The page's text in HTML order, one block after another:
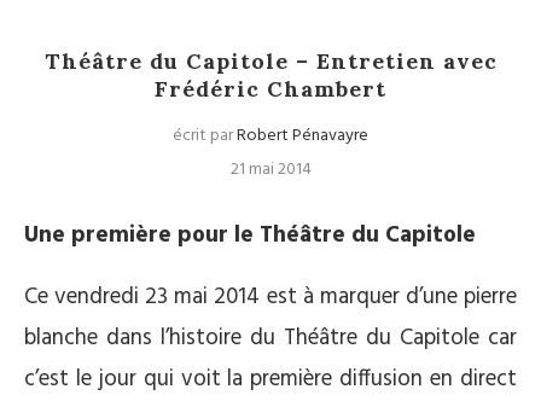
Théâtre du Capitole – Entretien avec
Frédéric Chambert
écrit parRobert Pénavayre
21 mai 2014
Une première pour le Théâtre du Capitole
Ce vendredi 23 mai 2014 est à marquer d’une pierre
blanche dans l’histoire du Théâtre du Capitole car
c’est le jour qui voit la première diffusion en direct